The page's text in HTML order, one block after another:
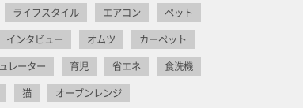
ライフスタイル エアコン
ペット
インタビュー オムツ
カーペット
レーター
育児 省エネ
食洗機
猫
オーブンレンジ